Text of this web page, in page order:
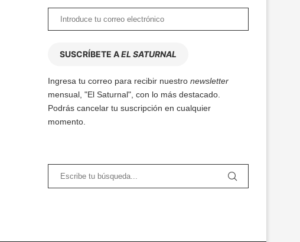
SUSCRÍBETE AEL SATURNAL
Ingresa tu correo para recibir nuestro newsletter
mensual, "El Saturnal", con lo más destacado.
Podrás cancelar tu suscripción en cualquier
momento.